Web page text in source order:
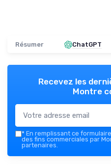
Résumer ChatGPT
Recevez les
Montre
* En remplissant ce
des fins commerciales par
partenaires.